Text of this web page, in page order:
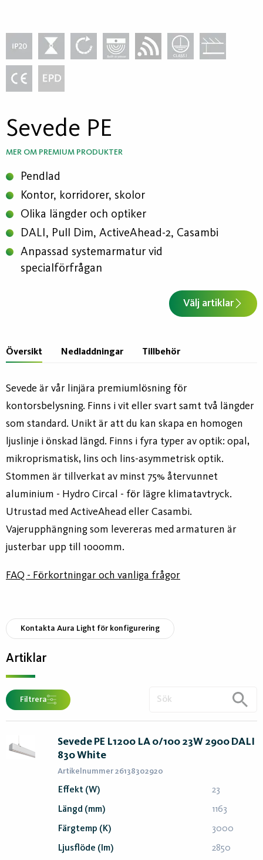
Sevede PE
MER OM PREMIUM PRODUKTER
Pendlad
Kontor, korridorer, skolor
Olika längder och optiker
DALI, Pull Dim, ActiveAhead-2, Casambi
Anpassad systemarmatur vid
specialförfrågan
Välj artiklar
Översikt Nedladdningar Tillbehör
Sevede är vår linjära premiumlösning för
kontorsbelysning. Finns i vit eller svart samt två längder
som standard. Unikt är att du kan skapa en homogen
ljuslinje i önskad längd. Finns i fyra typer av optik: opal,
mikroprismatisk, lins och lins-asymmetrisk optik.
Stommen är tillverkat av minst 75% återvunnet
aluminium - Hydro Circal - för lägre klimatavtryck.
Utrustad med ActiveAhead eller Casambi.
Vajerupphängning som levereras med armaturen är
justerbar upp till 1000mm.
FAQ - Förkortningar och vanliga frågor
Kontakta Aura Light för konfigurering
Artiklar
Filtrera
Sevede PE L1200 LA 0/100 23W 2900 DALI
830 White
Artikelnummer 26138302920
Effekt (W) 23
Längd (mm) 1163
Färgtemp (K) 3000
Ljusflöde (lm) 2850